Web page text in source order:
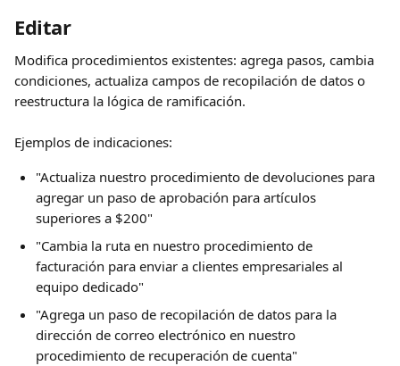
Editar
Modifica procedimientos existentes: agrega pasos, cambia
condiciones, actualiza campos de recopilación de datos o
reestructura la lógica de ramificación.
Ejemplos de indicaciones:
"Actualiza nuestro procedimiento de devoluciones para
agregar un paso de aprobación para artículos
superiores a $200"
"Cambia la ruta en nuestro procedimiento de
facturación para enviar a clientes empresariales al
equipo dedicado"
"Agrega un paso de recopilación de datos para la
dirección de correo electrónico en nuestro
procedimiento de recuperación de cuenta"